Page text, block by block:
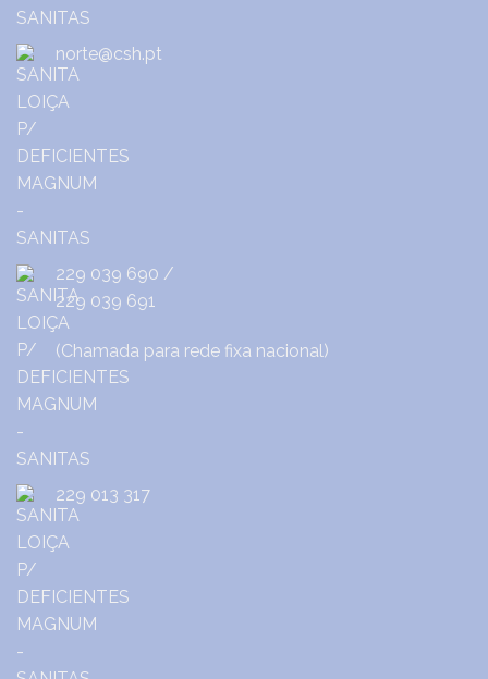
norte@csh.pt
229 039 690 /
229 039 691
(Chamada para rede fixa nacional)
229 013 317